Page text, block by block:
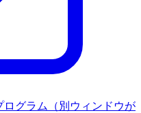
ログラム
（別ウィンドウが